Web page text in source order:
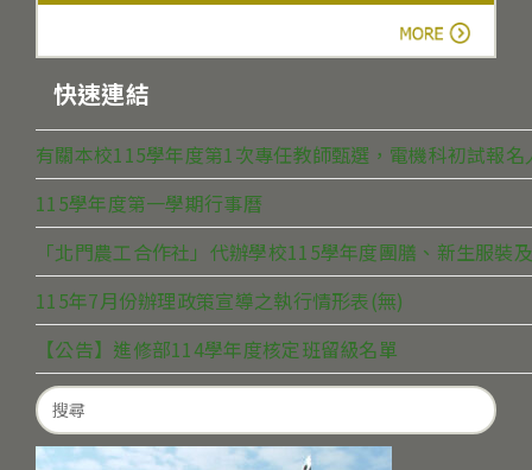
快速連結
有關本校115學年度第1次專任教師甄選，電機科初試報
115學年度第一學期行事曆
「北門農工合作社」代辦學校115學年度團膳、新生服裝
115年7月份辦理政策宣導之執行情形表(無)
【公告】進修部114學年度核定班留級名單
Search
for: